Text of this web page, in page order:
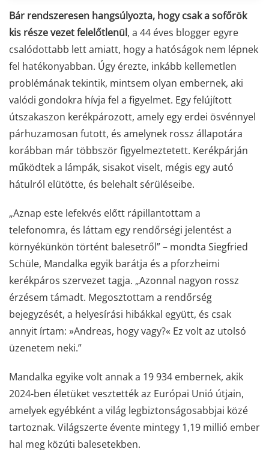
Bár rendszeresen hangsúlyozta, hogy csak a sofőrök
kis része vezet felelőtlenül, a 44 éves blogger egyre
csalódottabb lett amiatt, hogy a hatóságok nem lépnek
fel hatékonyabban. Úgy érezte, inkább kellemetlen
problémának tekintik, mintsem olyan embernek, aki
valódi gondokra hívja fel a figyelmet. Egy felújított
útszakaszon kerékpározott, amely egy erdei ösvénnyel
párhuzamosan futott, és amelynek rossz állapotára
korábban már többször figyelmeztetett. Kerékpárján
működtek a lámpák, sisakot viselt, mégis egy autó
hátulról elütötte, és belehalt sérüléseibe.
„Aznap este lefekvés előtt rápillantottam a
telefonomra, és láttam egy rendőrségi jelentést a
környékünkön történt balesetről” – mondta Siegfried
Schüle, Mandalka egyik barátja és a pforzheimi
kerékpáros szervezet tagja. „Azonnal nagyon rossz
érzésem támadt. Megosztottam a rendőrség
bejegyzését, a helyesírási hibákkal együtt, és csak
annyit írtam: »Andreas, hogy vagy?« Ez volt az utolsó
üzenetem neki.”
Mandalka egyike volt annak a 19 934 embernek, akik
2024-ben életüket vesztették az Európai Unió útjain,
amelyek egyébként a világ legbiztonságosabbjai közé
tartoznak. Világszerte évente mintegy 1,19 millió ember
hal meg közúti balesetekben.